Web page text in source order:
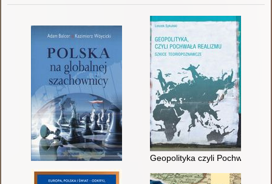
Geopolityka czyli Pochwała